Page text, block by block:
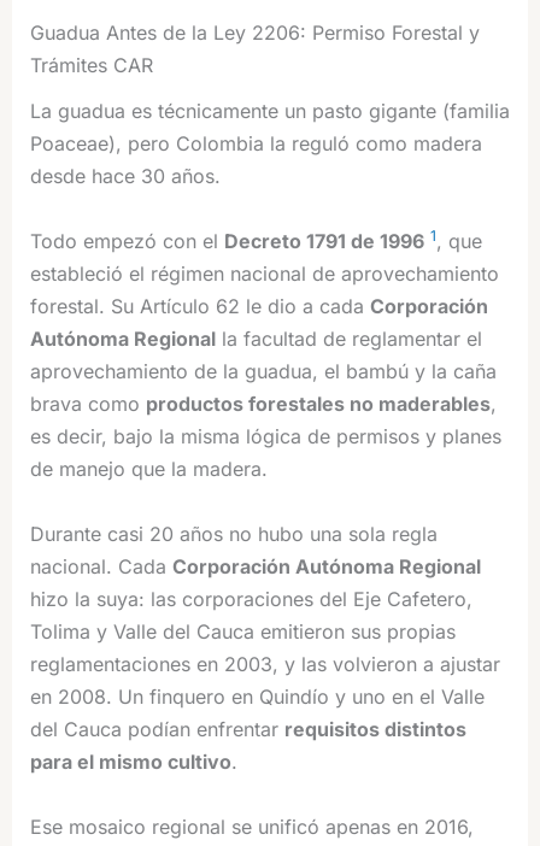
Guadua Antes de la Ley 2206: Permiso Forestal y
Trámites CAR
La guadua es técnicamente un pasto gigante (familia
Poaceae), pero Colombia la reguló como madera
desde hace 30 años.
Todo empezó con el Decreto 1791 de 1996 1, que
estableció el régimen nacional de aprovechamiento
forestal. Su Artículo 62 le dio a cada Corporación
Autónoma Regional la facultad de reglamentar el
aprovechamiento de la guadua, el bambú y la caña
brava como productos forestales no maderables,
es decir, bajo la misma lógica de permisos y planes
de manejo que la madera.
Durante casi 20 años no hubo una sola regla
nacional. Cada Corporación Autónoma Regional
hizo la suya: las corporaciones del Eje Cafetero,
Tolima y Valle del Cauca emitieron sus propias
reglamentaciones en 2003, y las volvieron a ajustar
en 2008. Un finquero en Quindío y uno en el Valle
del Cauca podían enfrentar requisitos distintos
para el mismo cultivo.
Ese mosaico regional se unificó apenas en 2016,